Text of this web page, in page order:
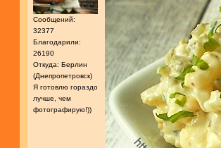
Сообщений:
32377
Благодарили:
26190
Откуда: Берлин
(Днепропетровск)
Я готовлю гораздо
лучше, чем
фотографирую!))